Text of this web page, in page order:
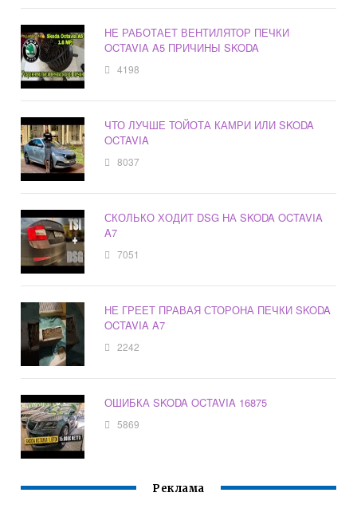
НЕ РАБОТАЕТ ВЕНТИЛЯТОР ПЕЧКИ
OCTAVIA A5 ПРИЧИНЫ SKODA
4198
ЧТО ЛУЧШЕ ТОЙОТА КАМРИ ИЛИ SKODA
OCTAVIA
8037
СКОЛЬКО ХОДИТ DSG НА SKODA OCTAVIA
A7
7051
НЕ ГРЕЕТ ПРАВАЯ СТОРОНА ПЕЧКИ SKODA
OCTAVIA A7
2242
ОШИБКА SKODA OCTAVIA 16875
5869
Реклама